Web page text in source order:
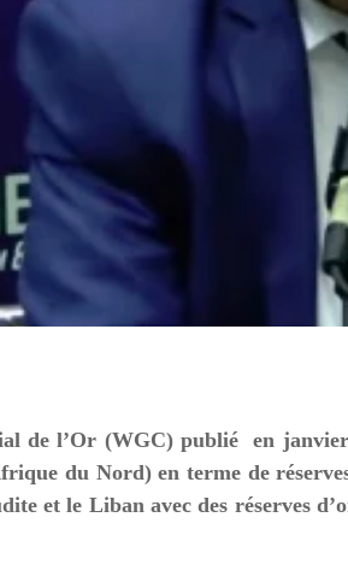
de l’Or (WGC) publié en janvier
du Nord) en terme de réserves
et le Liban avec des réserves